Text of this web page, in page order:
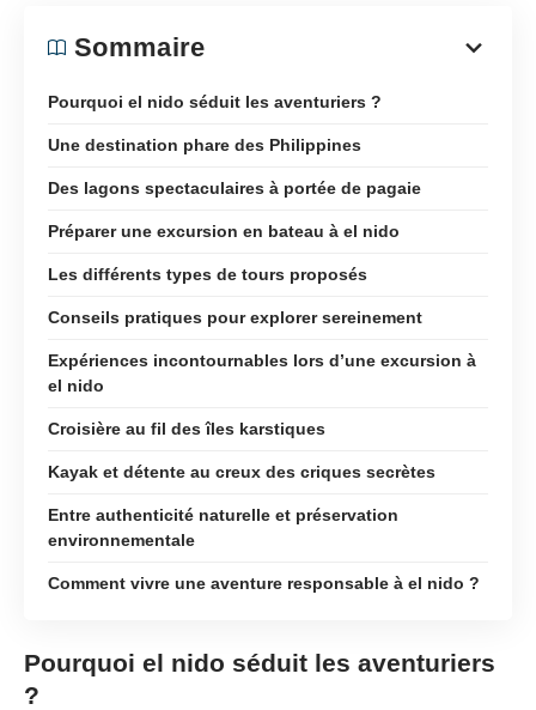
Sommaire
Pourquoi el nido séduit les aventuriers ?
Une destination phare des Philippines
Des lagons spectaculaires à portée de pagaie
Préparer une excursion en bateau à el nido
Les différents types de tours proposés
Conseils pratiques pour explorer sereinement
Expériences incontournables lors d’une excursion à
el nido
Croisière au fil des îles karstiques
Kayak et détente au creux des criques secrètes
Entre authenticité naturelle et préservation
environnementale
Comment vivre une aventure responsable à el nido ?
Pourquoi el nido séduit les aventuriers
?